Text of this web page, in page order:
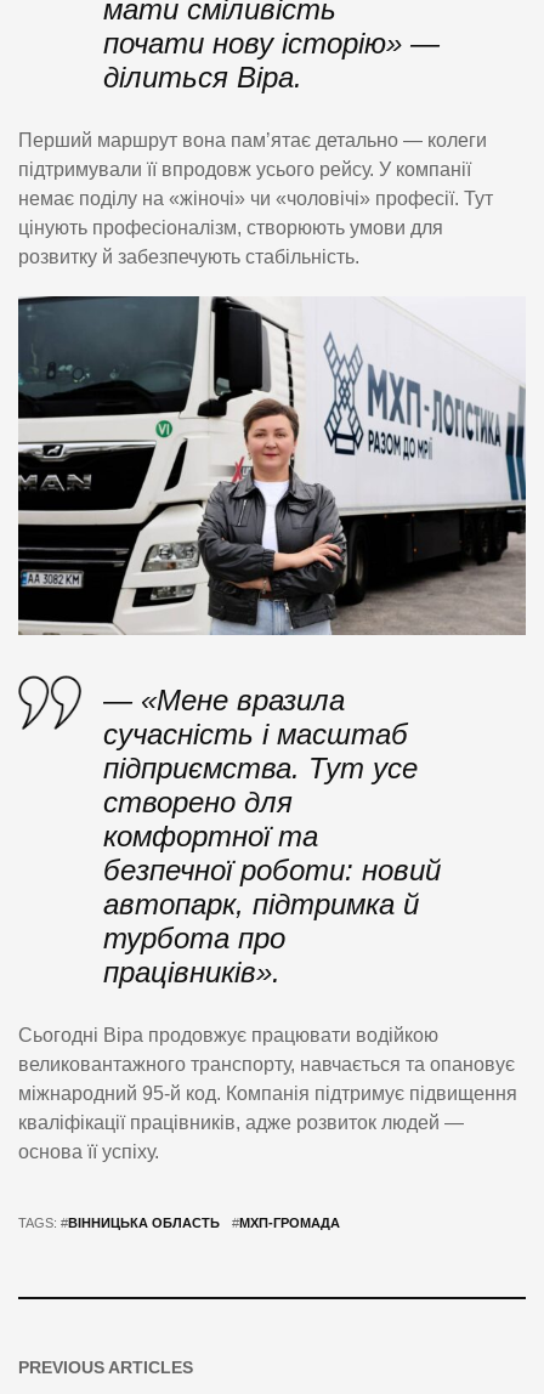
мати сміливість
почати нову історію» —
ділиться Віра.
Перший маршрут вона памʼятає детально — колеги
підтримували її впродовж усього рейсу. У компанії
немає поділу на «жіночі» чи «чоловічі» професії. Тут
цінують професіоналізм, створюють умови для
розвитку й забезпечують стабільність.
— «Мене вразила
сучасність і масштаб
підприємства. Тут усе
створено для
комфортної та
безпечної роботи: новий
автопарк, підтримка й
турбота про
працівників».
Сьогодні Віра продовжує працювати водійкою
великовантажного транспорту, навчається та опановує
міжнародний 95-й код. Компанія підтримує підвищення
кваліфікації працівників, адже розвиток людей —
основа її успіху.
TAGS: #ВІННИЦЬКА ОБЛАСТЬ #МХП-ГРОМАДА
PREVIOUS ARTICLES